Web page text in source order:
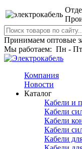
Принимаем оптовые
Мы работаем: Пн -
Компания
Новости
Каталог
Кабели и
Кабели
Кабели
Кабели
Кабели